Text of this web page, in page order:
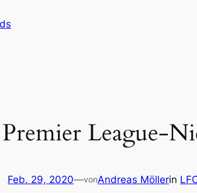
League-
Feb. 29, 2020—vonAndreas Möllerin